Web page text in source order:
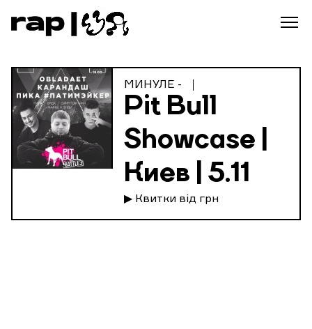
МИНУЛЕ -
Pit Bull
Showcase |
Киев | 5.11
▶ Квитки від грн